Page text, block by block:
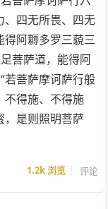
、四无所畏、四无
阿耨多罗三藐三
菩萨道，能得阿
菩萨摩诃萨行般
不得施、不得施
，是则照明菩萨
1.2k浏览 评论